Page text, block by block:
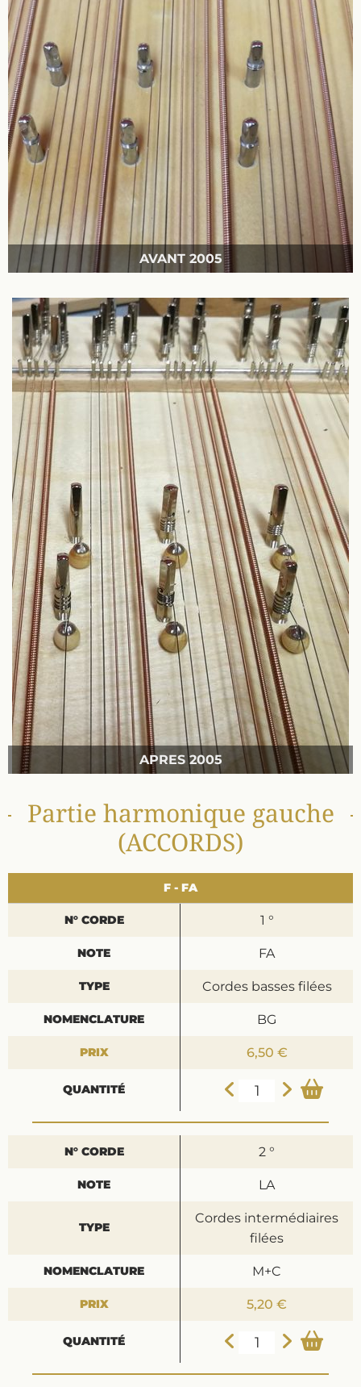
AVANT 2005
APRES 2005
Partie harmonique gauche
(ACCORDS)
F - FA
1 °
FA
Cordes basses filées
BG
6,50 €
2 °
LA
Cordes intermédiaires
filées
M+C
5,20 €